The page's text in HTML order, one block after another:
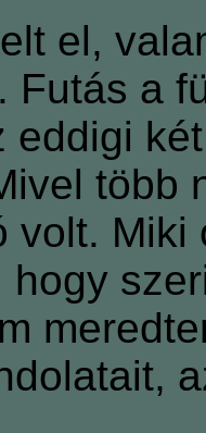
el,
Futás a
eddigi
több
volt.
hogy